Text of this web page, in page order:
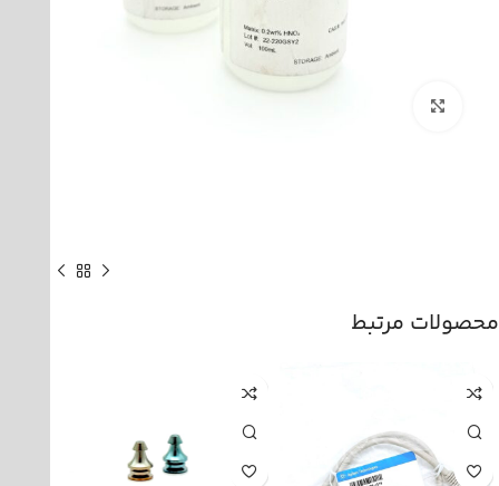
محصولات مرتبط